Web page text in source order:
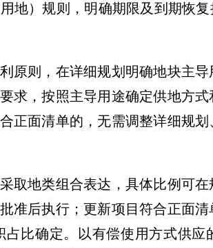
地）规则，明确期限及到期恢
原则，在详细规划明确地块主
求，按照主导用途确定供地方
正面清单的，无需调整详细规
取地类组合表达，具体比例可
后执行；更新项目符合正面清
比确定。以有偿使用方式供应